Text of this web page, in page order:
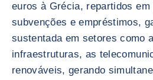
euros à Grécia, repartidos
subvenções e empréstimos,
sustentada em setores como
infraestruturas, as
renováveis, gerando